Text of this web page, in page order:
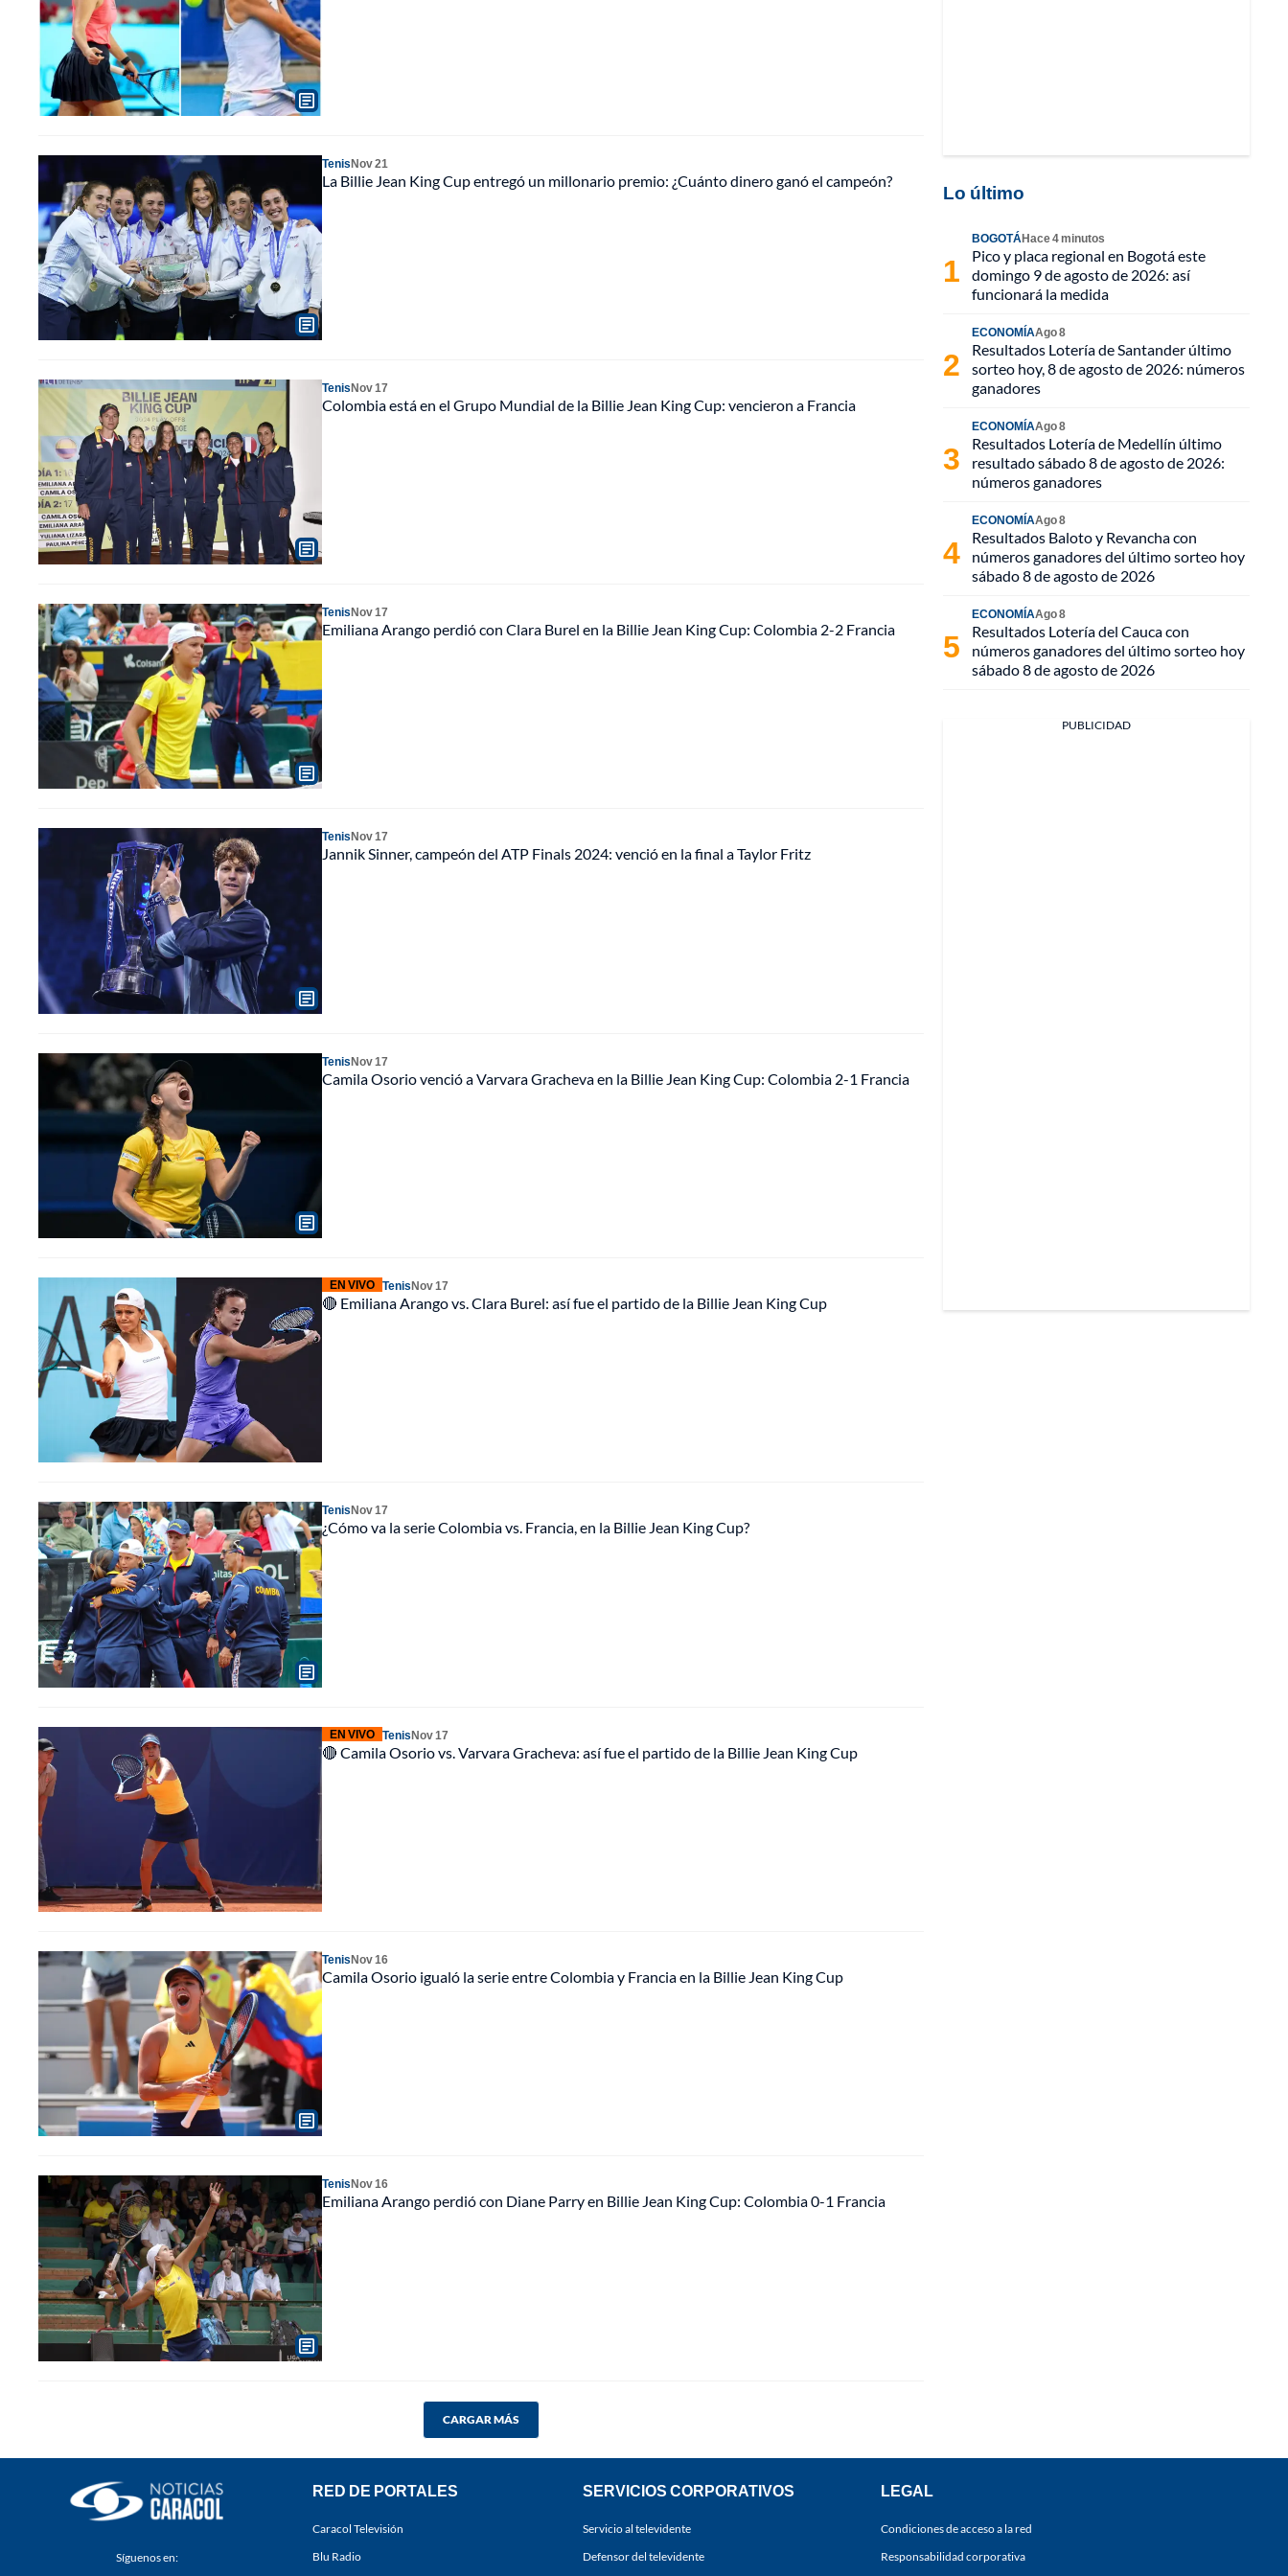
TenisNov 21
La Billie Jean King Cup entregó un millonario premio: ¿Cuánto dinero ganó el campeón?
TenisNov 17
Colombia está en el Grupo Mundial de la Billie Jean King Cup: vencieron a Francia
TenisNov 17
Emiliana Arango perdió con Clara Burel en la Billie Jean King Cup: Colombia 2-2 Francia
TenisNov 17
Jannik Sinner, campeón del ATP Finals 2024: venció en la final a Taylor Fritz
TenisNov 17
Camila Osorio venció a Varvara Gracheva en la Billie Jean King Cup: Colombia 2-1 Francia
EN VIVO TenisNov 17
🔴 Emiliana Arango vs. Clara Burel: así fue el partido de la Billie Jean King Cup
TenisNov 17
¿Cómo va la serie Colombia vs. Francia, en la Billie Jean King Cup?
EN VIVO TenisNov 17
🔴 Camila Osorio vs. Varvara Gracheva: así fue el partido de la Billie Jean King Cup
TenisNov 16
Camila Osorio igualó la serie entre Colombia y Francia en la Billie Jean King Cup
TenisNov 16
Emiliana Arango perdió con Diane Parry en Billie Jean King Cup: Colombia 0-1 Francia
CARGAR MÁS
Lo último
BOGOTÁHace 4 minutos
Pico y placa regional en Bogotá este
domingo 9 de agosto de 2026: así
funcionará la medida
ECONOMÍAAgo 8
Resultados Lotería de Santander último
sorteo hoy, 8 de agosto de 2026: números
ganadores
ECONOMÍAAgo 8
Resultados Lotería de Medellín último
resultado sábado 8 de agosto de 2026:
números ganadores
ECONOMÍAAgo 8
Resultados Baloto y Revancha con
números ganadores del último sorteo hoy
sábado 8 de agosto de 2026
ECONOMÍAAgo 8
Resultados Lotería del Cauca con
números ganadores del último sorteo hoy
sábado 8 de agosto de 2026
PUBLICIDAD
Síguenos en:
RED DE PORTALES
Caracol Televisión
Blu Radio
SERVICIOS CORPORATIVOS
Servicio al televidente
Defensor del televidente
LEGAL
Condiciones de acceso a la red
Responsabilidad corporativa